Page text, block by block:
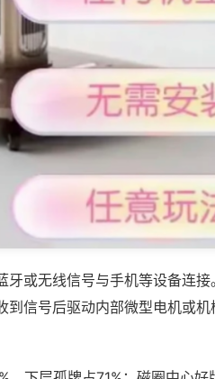
或无线信号与手机等设备连
信号后驱动内部微型电机或